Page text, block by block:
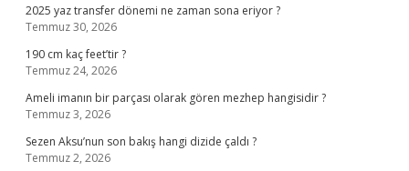
2025 yaz transfer dönemi ne zaman sona eriyor ?
Temmuz 30, 2026
190 cm kaç feet’tir ?
Temmuz 24, 2026
Ameli imanın bir parçası olarak gören mezhep hangisidir ?
Temmuz 3, 2026
Sezen Aksu’nun son bakış hangi dizide çaldı ?
Temmuz 2, 2026